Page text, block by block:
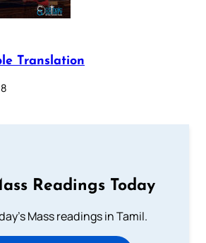
Translation
Readings Today
Mass readings in Tamil.